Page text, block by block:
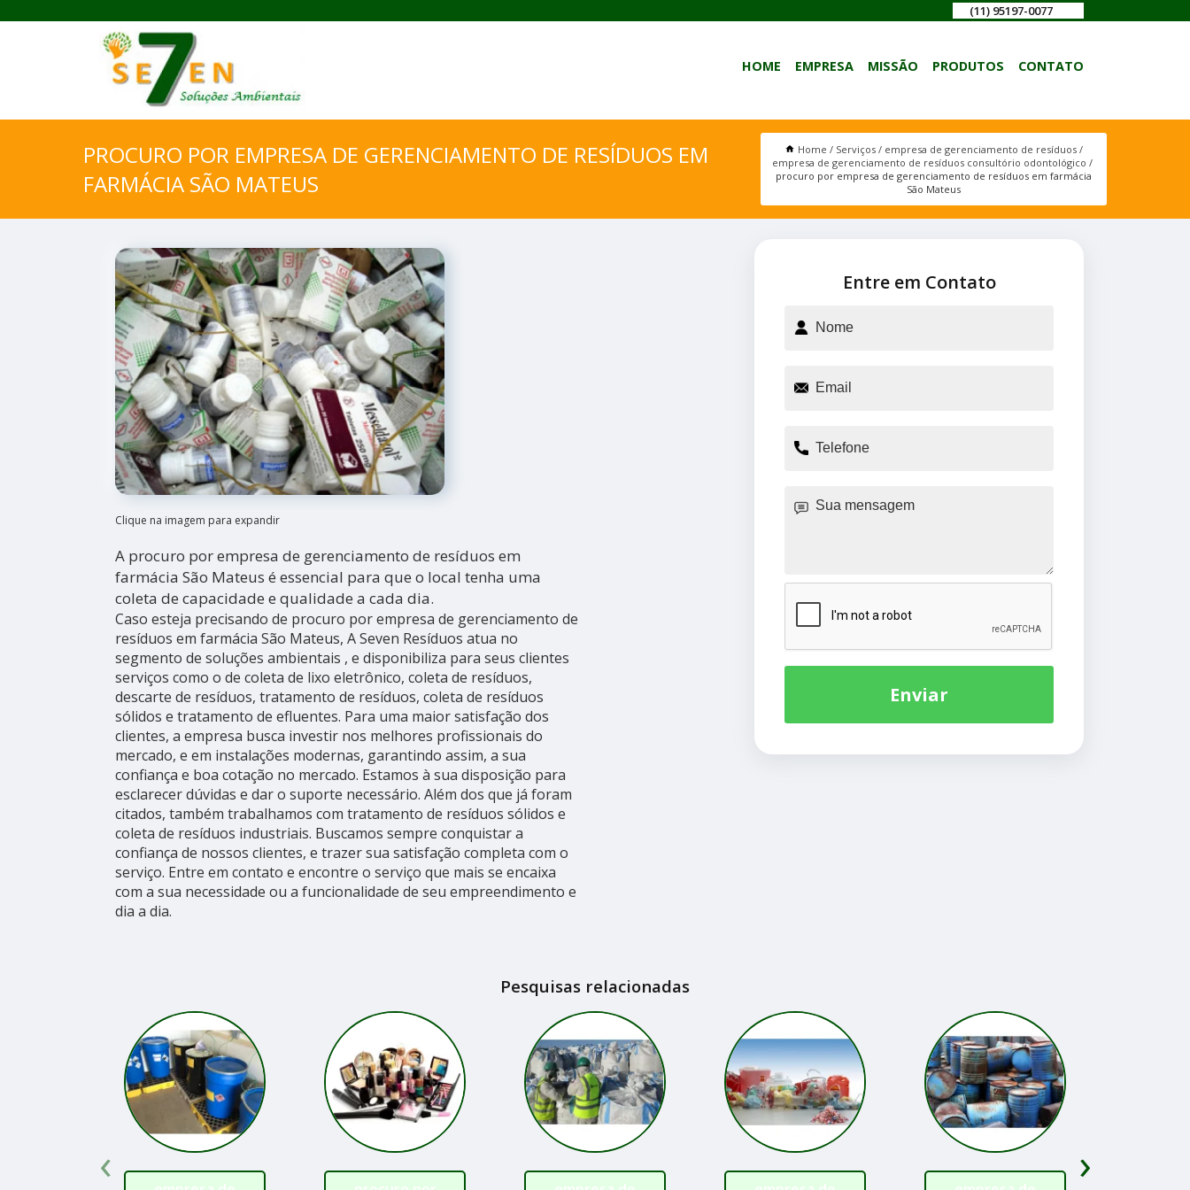
(11) 95197-0077
HOME EMPRESA MISSÃO PRODUTOS CONTATO
PROCURO POR EMPRESA DE GERENCIAMENTO DE RESÍDUOS EM
FARMÁCIA SÃO MATEUS
Home Serviços
empresa de gerenciamento de resíduos
empresa de gerenciamento de resíduos consultório odontológico
procuro por empresa de gerenciamento de resíduos em farmácia
São Mateus
Clique na imagem para expandir
A procuro por empresa de gerenciamento de resíduos em
farmácia São Mateus é essencial para que o local tenha uma
coleta de capacidade e qualidade a cada dia.
Caso esteja precisando de procuro por empresa de gerenciamento de
resíduos em farmácia São Mateus, A Seven Resíduos atua no
segmento de soluções ambientais , e disponibiliza para seus clientes
serviços como o de coleta de lixo eletrônico, coleta de resíduos,
descarte de resíduos, tratamento de resíduos, coleta de resíduos
sólidos e tratamento de efluentes. Para uma maior satisfação dos
clientes, a empresa busca investir nos melhores profissionais do
mercado, e em instalações modernas, garantindo assim, a sua
confiança e boa cotação no mercado. Estamos à sua disposição para
esclarecer dúvidas e dar o suporte necessário. Além dos que já foram
citados, também trabalhamos com tratamento de resíduos sólidos e
coleta de resíduos industriais. Buscamos sempre conquistar a
confiança de nossos clientes, e trazer sua satisfação completa com o
serviço. Entre em contato e encontre o serviço que mais se encaixa
com a sua necessidade ou a funcionalidade de seu empreendimento e
dia a dia.
Entre em Contato
Enviar
Pesquisas relacionadas
‹ ›